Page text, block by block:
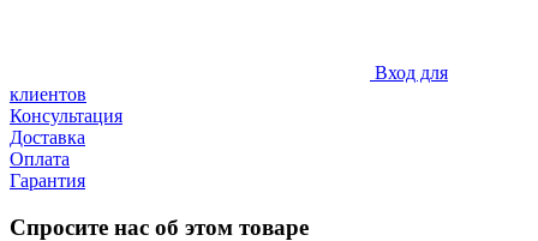
Вход для
клиентов
Консультация
Доставка
Оплата
Гарантия
Спросите нас об этом товаре